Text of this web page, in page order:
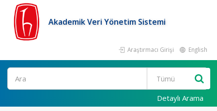
Akademik Veri Yönetim Sistemi
Araştırmacı Girişi English
Ara
Detaylı Arama